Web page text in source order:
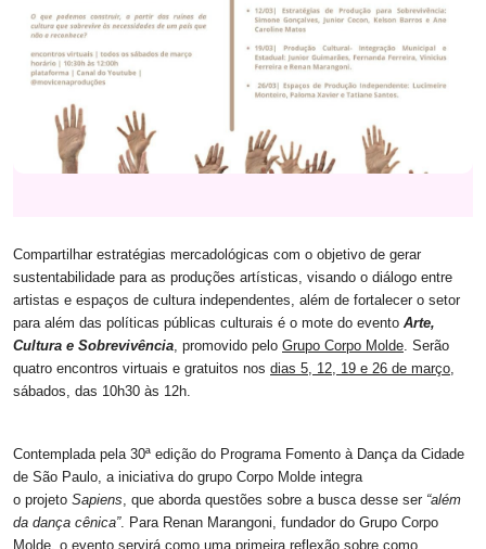
Compartilhar estratégias mercadológicas com o objetivo de gerar
sustentabilidade para as produções artísticas, visando o diálogo entre
artistas e espaços de cultura independentes, além de fortalecer o setor
para além das políticas públicas culturais é o mote do evento Arte,
Cultura e Sobrevivência, promovido pelo Grupo Corpo Molde. Serão
quatro encontros virtuais e gratuitos nos dias 5, 12, 19 e 26 de março,
sábados, das 10h30 às 12h.
Contemplada pela 30ª edição do Programa Fomento à Dança da Cidade
de São Paulo, a iniciativa do grupo Corpo Molde integra
o projeto Sapiens, que aborda questões sobre a busca desse ser “além
da dança cênica”. Para Renan Marangoni, fundador do Grupo Corpo
Molde, o evento servirá como uma primeira reflexão sobre como